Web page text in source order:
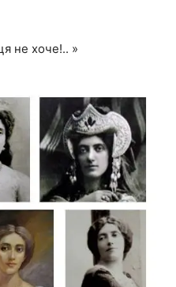
не хоче!.. »